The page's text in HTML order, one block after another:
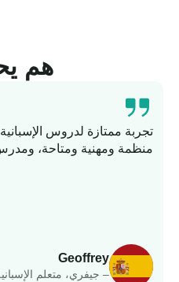
هم
Geoffrey
– جيفري، متعلم
منظمة ومهنية ومتاحة،